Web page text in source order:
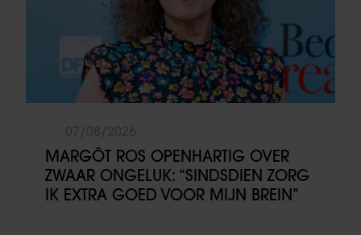
MARGÔT ROS OPENHARTIG OVER
ZWAAR ONGELUK: “SINDSDIEN ZORG
IK EXTRA GOED VOOR MIJN BREIN”